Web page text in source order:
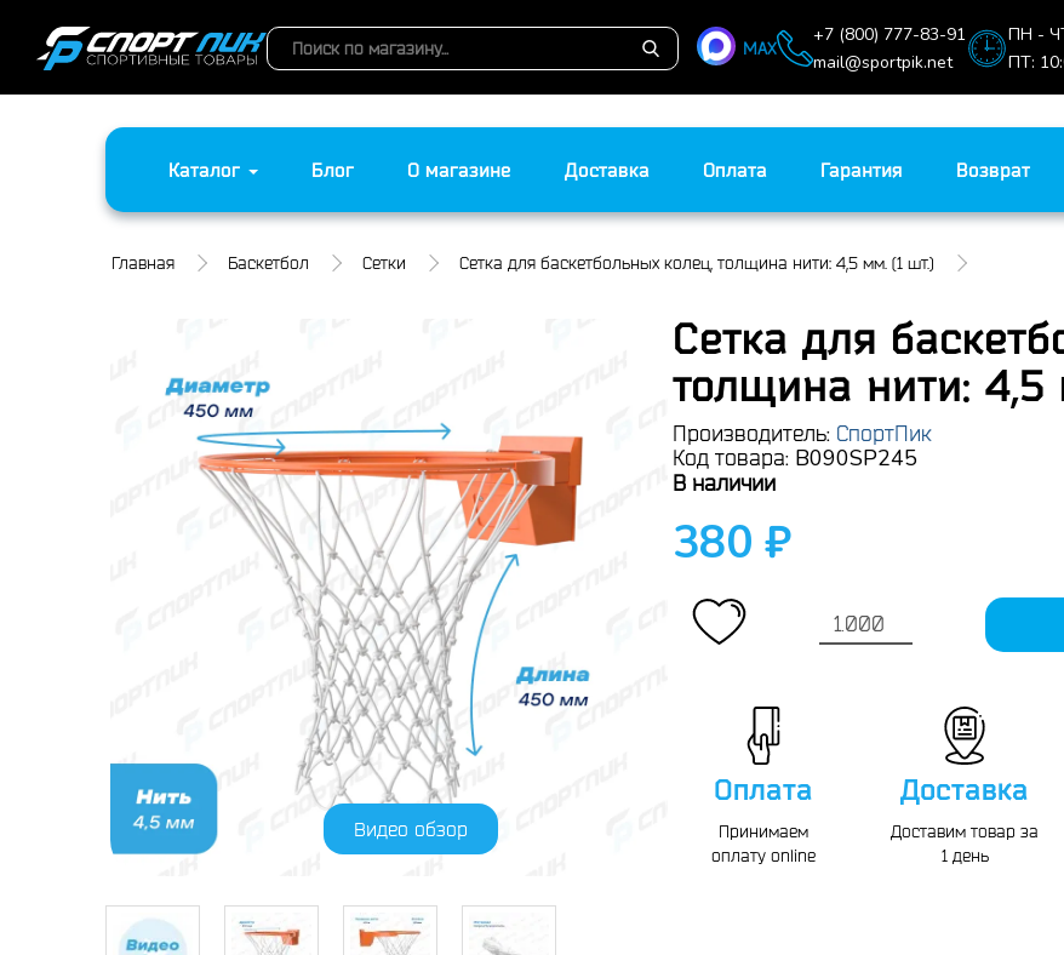
MAX
+7 (800) 777-83-91
mail@sportpik.net
ПН -
ПТ:
Каталог Блог О магазине Доставка Оплата Гарантия Возврат
Главная Баскетбол Сетки Сетка для баскетбольных колец, толщина нити: 4,5 мм. (1 шт.)
Видео обзор
Сетка для
толщина нити: 4,5
Производитель: СпортПик
Код товара: B090SP245
В наличии
380 ₽
Оплата
Принимаем
оплату online
Доставка
Доставим товар за
1 день